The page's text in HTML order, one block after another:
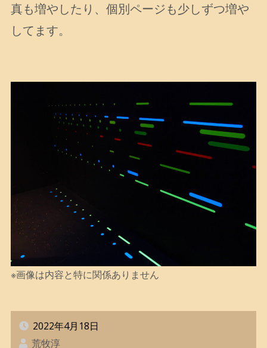
真も増やしたり、個別ページも少しずつ増や
してます。
※画像は内容と特に関係ありません
2022年4月18日
荒牧淳